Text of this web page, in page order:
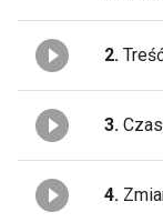
2.
3.
4.